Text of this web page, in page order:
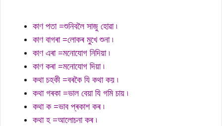
কাণ পতা =শুনিবলৈ সাজু হোৱা ৷
কাণ বাগৰা =লোকৰ মুখে শুনা ৷
কাণ এৰা =মনোযোগ নিদিয়া ৷
কাণ কৰা =মনোযোগ দিয়া ৷
কথা চহকী =বৰকৈ যি কথা কয় ৷
কথা গৰকা =ভাল বেয়া যি গমি চায় ৷
কথা ক =ভাব প্ৰকাশ কৰ ৷
কথা হ =আলোচনা কৰ ৷